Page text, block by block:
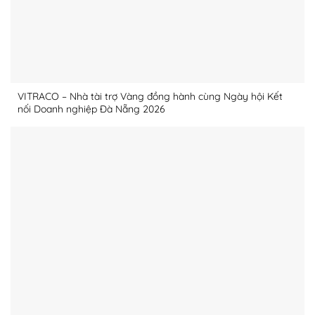
VITRACO – Nhà tài trợ Vàng đồng hành cùng Ngày hội Kết
nối Doanh nghiệp Đà Nẵng 2026